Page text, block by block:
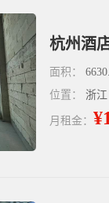
杭州酒
面积：
位置： 浙
月租金：